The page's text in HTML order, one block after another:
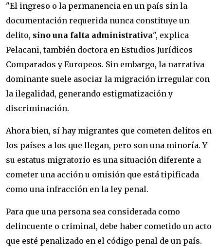
"El ingreso o la permanencia en un país sin la
documentación requerida nunca constituye un
delito, sino una falta administrativa", explica
Pelacani, también doctora en Estudios Jurídicos
Comparados y Europeos. Sin embargo, la narrativa
dominante suele asociar la migración irregular con
la ilegalidad, generando estigmatización y
discriminación.
Ahora bien, sí hay migrantes que cometen delitos en
los países a los que llegan, pero son una minoría. Y
su estatus migratorio es una situación diferente a
cometer una acción u omisión que está tipificada
como una infracción en la ley penal.
Para que una persona sea considerada como
delincuente o criminal, debe haber cometido un acto
que esté penalizado en el código penal de un país.